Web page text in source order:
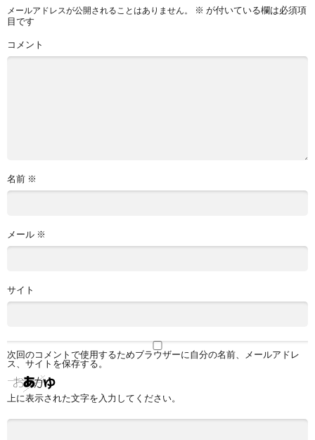
メールアドレスが公開されることはありません。 ※ が付いている欄は必須項
目です
コメント
名前 ※
メール ※
サイト
次回のコメントで使用するためブラウザーに自分の名前、メールアドレ
ス、サイトを保存する。
上に表示された文字を入力してください。